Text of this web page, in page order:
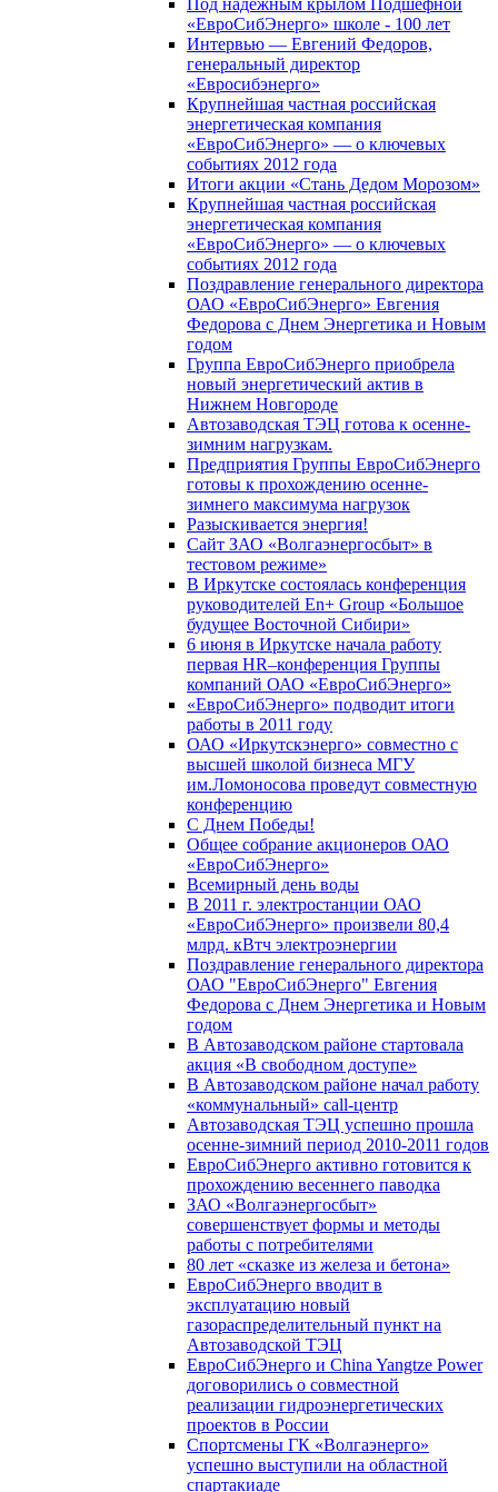
Под надёжным крылом Подшефной
«ЕвроСибЭнерго» школе - 100 лет
Интервью — Евгений Федоров,
генеральный директор
«Евросибэнерго»
Крупнейшая частная российская
энергетическая компания
«ЕвроСибЭнерго» — о ключевых
событиях 2012 года
Итоги акции «Стань Дедом Морозом»
Крупнейшая частная российская
энергетическая компания
«ЕвроСибЭнерго» — о ключевых
событиях 2012 года
Поздравление генерального директора
ОАО «ЕвроСибЭнерго» Евгения
Федорова с Днем Энергетика и Новым
годом
Группа ЕвроСибЭнерго приобрела
новый энергетический актив в
Нижнем Новгороде
Автозаводская ТЭЦ готова к осенне-
зимним нагрузкам.
Предприятия Группы ЕвроСибЭнерго
готовы к прохождению осенне-
зимнего максимума нагрузок
Разыскивается энергия!
Сайт ЗАО «Волгаэнергосбыт» в
тестовом режиме»
В Иркутске состоялась конференция
руководителей En+ Group «Большое
будущее Восточной Сибири»
6 июня в Иркутске начала работу
первая HR–конференция Группы
компаний ОАО «ЕвроСибЭнерго»
«ЕвроСибЭнерго» подводит итоги
работы в 2011 году
ОАО «Иркутскэнерго» совместно с
высшей школой бизнеса МГУ
им.Ломоносова проведут совместную
конференцию
С Днем Победы!
Общее собрание акционеров ОАО
«ЕвроСибЭнерго»
Всемирный день воды
В 2011 г. электростанции ОАО
«ЕвроСибЭнерго» произвели 80,4
млрд. кВтч электроэнергии
Поздравление генерального директора
ОАО "ЕвроСибЭнерго" Евгения
Федорова с Днем Энергетика и Новым
годом
В Автозаводском районе стартовала
акция «В свободном доступе»
В Автозаводском районе начал работу
«коммунальный» call-центр
Автозаводская ТЭЦ успешно прошла
осенне-зимний период 2010-2011 годов
ЕвроСибЭнерго активно готовится к
прохождению весеннего паводка
ЗАО «Волгаэнергосбыт»
совершенствует формы и методы
работы с потребителями
80 лет «сказке из железа и бетона»
ЕвроСибЭнерго вводит в
эксплуатацию новый
газораспределительный пункт на
Автозаводской ТЭЦ
ЕвроСибЭнерго и China Yangtze Power
договорились о совместной
реализации гидроэнергетических
проектов в России
Спортсмены ГК «Волгаэнерго»
успешно выступили на областной
спартакиаде